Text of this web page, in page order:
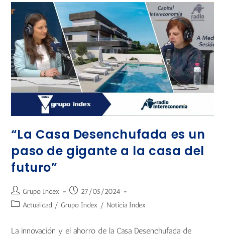
“La Casa Desenchufada es un
paso de gigante a la casa del
futuro”
Grupo Index
27/05/2024
Actualidad / Grupo Index / Noticia Index
La innovación y el ahorro de la Casa Desenchufada de